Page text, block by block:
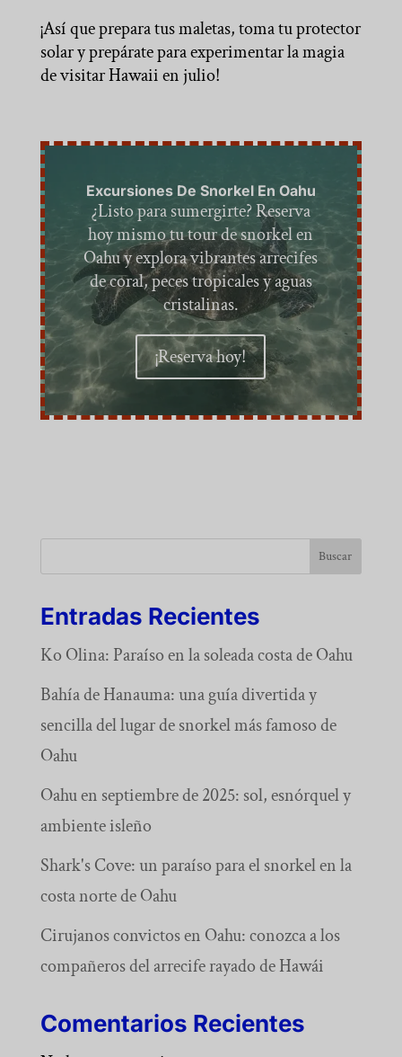
¡Así que prepara tus maletas, toma tu protector
solar y prepárate para experimentar la magia
de visitar Hawaii en julio!
Excursiones De Snorkel En Oahu
¿Listo para sumergirte? Reserva
hoy mismo tu tour de snorkel en
Oahu y explora vibrantes arrecifes
de coral, peces tropicales y aguas
cristalinas.
¡Reserva hoy!
Buscar
Entradas Recientes
Ko Olina: Paraíso en la soleada costa de Oahu
Bahía de Hanauma: una guía divertida y
sencilla del lugar de snorkel más famoso de
Oahu
Oahu en septiembre de 2025: sol, esnórquel y
ambiente isleño
Shark's Cove: un paraíso para el snorkel en la
costa norte de Oahu
Cirujanos convictos en Oahu: conozca a los
compañeros del arrecife rayado de Hawái
Comentarios Recientes